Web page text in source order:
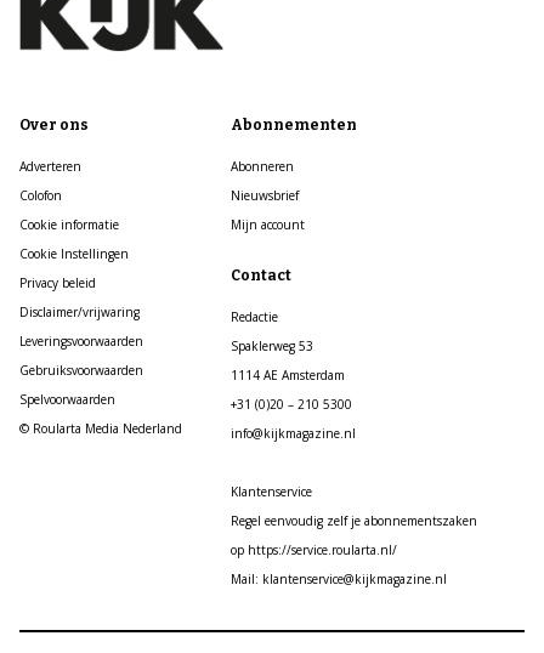
Over ons
Adverteren
Colofon
Cookie informatie
Cookie Instellingen
Privacy beleid
Disclaimer/vrijwaring
Leveringsvoorwaarden
Gebruiksvoorwaarden
Spelvoorwaarden
© Roularta Media Nederland
Abonnementen
Abonneren
Nieuwsbrief
Mijn account
Contact
Redactie
Spaklerweg 53
1114 AE Amsterdam
+31 (0)20 – 210 5300
info@kijkmagazine.nl
Klantenservice
Regel eenvoudig zelf je abonnementszaken
op https://service.roularta.nl/
Mail: klantenservice@kijkmagazine.nl